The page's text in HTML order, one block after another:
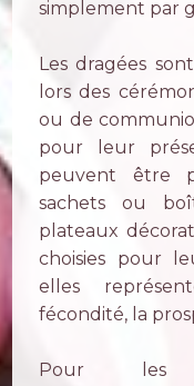
simplement par
Les dragées
lors des
ou de
pour leur
peuvent être
sachets ou
plateaux
choisies pour
elles
fécondité, la
Pour les